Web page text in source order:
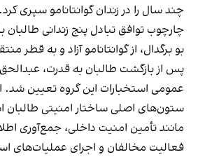
چارچوب توافق تبادل پنج زندانی طالبان
بو برگدال، از گوانتانامو آزاد و به قطر
پس از بازگشت طالبان به قدرت،
عمومی استخبارات این گروه تعیین شد.
ستون‌های اصلی ساختار امنیتی
مانند تأمین امنیت داخلی، جمع‌آوری
فعالیت مخالفان و اجرای عملیات‌های